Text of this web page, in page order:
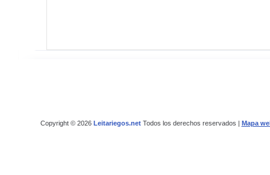
Copyright © 2026 Leitariegos.netTodos los derechos reservados | Mapa